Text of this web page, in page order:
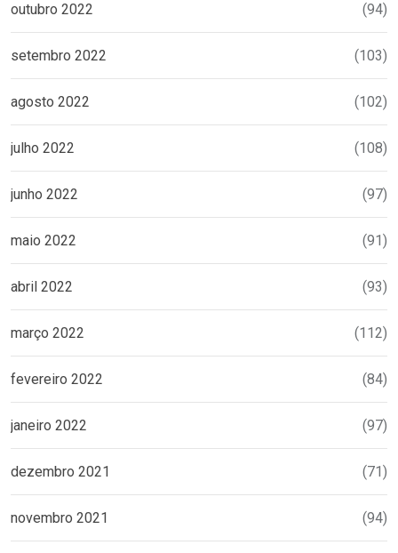
outubro 2022 (94)
setembro 2022 (103)
agosto 2022 (102)
julho 2022 (108)
junho 2022 (97)
maio 2022 (91)
abril 2022 (93)
março 2022 (112)
fevereiro 2022 (84)
janeiro 2022 (97)
dezembro 2021 (71)
novembro 2021 (94)